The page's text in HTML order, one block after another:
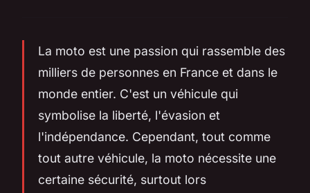
La moto est une passion qui rassemble des
milliers de personnes en France et dans le
monde entier. C'est un véhicule qui
symbolise la liberté, l'évasion et
l'indépendance. Cependant, tout comme
tout autre véhicule, la moto nécessite une
certaine sécurité, surtout lors